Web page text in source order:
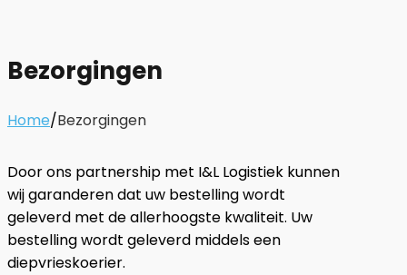
Bezorgingen
Home/Bezorgingen
Door ons partnership met I&L Logistiek kunnen
wij garanderen dat uw bestelling wordt
geleverd met de allerhoogste kwaliteit. Uw
bestelling wordt geleverd middels een
diepvrieskoerier.